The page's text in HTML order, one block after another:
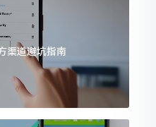
渠道避坑指南